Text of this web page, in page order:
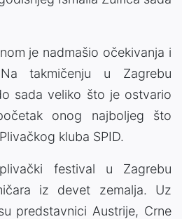
je nadmašio očekivanja i
takmičenju u Zagrebu
sada veliko što je ostvario
onog najboljeg što
kluba SPID.
festival u Zagrebu
iz devet zemalja. Uz
predstavnici Austrije, Crne